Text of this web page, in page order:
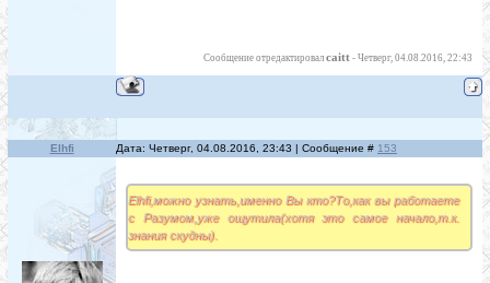
Сообщение отредактировал caitt - Четверг, 04.08.2016, 22:43
Elhfi Дата: Четверг, 04.08.2016, 23:43 | Сообщение # 153
Elhfi,можно узнать,именно Вы кто?То,как вы работаете
с Разумом,уже ощутила(хотя это самое начало,т.к.
знания скудны).